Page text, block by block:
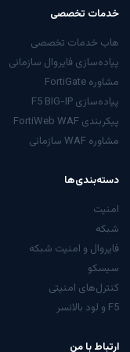
خدمات تخصصی
هاب خدمات تخصصی
پیاده‌سازی فایروال سازمانی
مشاوره FortiGate
پیاده‌سازی F5 BIG-IP
پیکربندی FortiWeb WAF
مشاوره WAF سازمانی
دسته‌بندی‌ها
امنیت
شبکه
فایروال و امنیت شبکه
سیسکو
کنترل‌های امنیتی
F5 و لود بالانسر
ارتباط با من